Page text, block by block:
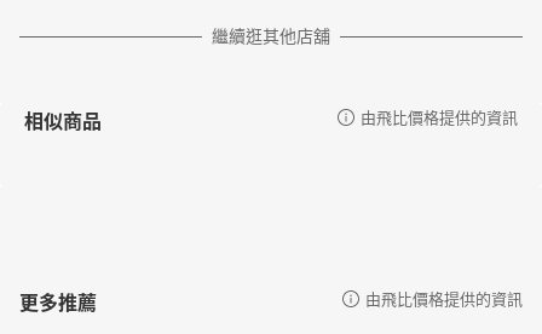
繼續逛其他店舖
相似商品 由飛比價格提供的資訊
更多推薦 由飛比價格提供的資訊